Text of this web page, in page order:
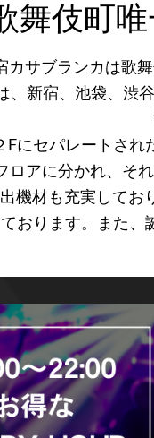
舞伎町
カサブランカは歌
、新宿、池袋、渋
Fにセパレートさ
ロアに分かれ、そ
機材も充実してお
おります。また、